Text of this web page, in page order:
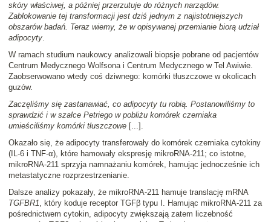
skóry właściwej, a później przerzutuje do różnych narządów.
Zablokowanie tej transformacji jest dziś jednym z najistotniejszych
obszarów badań. Teraz wiemy, że w opisywanej przemianie biorą udział
adipocyty.
W ramach studium naukowcy analizowali biopsje pobrane od pacjentów
Centrum Medycznego Wolfsona i Centrum Medycznego w Tel Awiwie.
Zaobserwowano wtedy coś dziwnego: komórki tłuszczowe w okolicach
guzów.
Zaczęliśmy się zastanawiać, co adipocyty tu robią. Postanowiliśmy to
sprawdzić i w szalce Petriego w pobliżu komórek czerniaka
umieściliśmy komórki tłuszczowe [...].
Okazało się, że adipocyty transferowały do komórek czerniaka cytokiny
(IL-6 i TNF-α), które hamowały ekspresję mikroRNA-211; co istotne,
mikroRNA-211 sprzyja namnażaniu komórek, hamując jednocześnie ich
metastatyczne rozprzestrzenianie.
Dalsze analizy pokazały, że mikroRNA-211 hamuje translację mRNA
TGFBR1, który koduje receptor TGFβ typu I. Hamując mikroRNA-211 za
pośrednictwem cytokin, adipocyty zwiększają zatem liczebność